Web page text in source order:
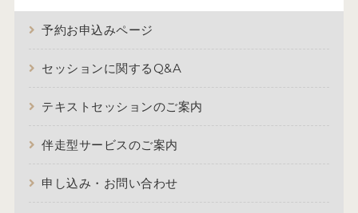
予約お申込みページ
セッションに関するQ&A
テキストセッションのご案内
伴走型サービスのご案内
申し込み・お問い合わせ